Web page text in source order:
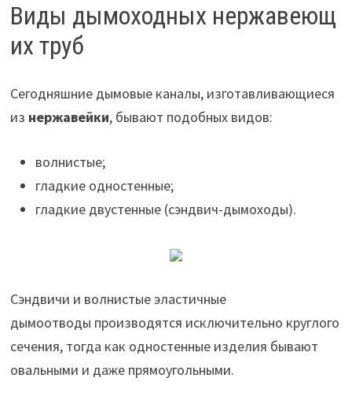
Виды дымоходных нержавеющ
их труб
Сегодняшние дымовые каналы, изготавливающиеся
из нержавейки, бывают подобных видов:
волнистые;
гладкие одностенные;
гладкие двустенные (сэндвич-дымоходы).
Сэндвичи и волнистые эластичные
дымоотводы производятся исключительно круглого
сечения, тогда как одностенные изделия бывают
овальными и даже прямоугольными.